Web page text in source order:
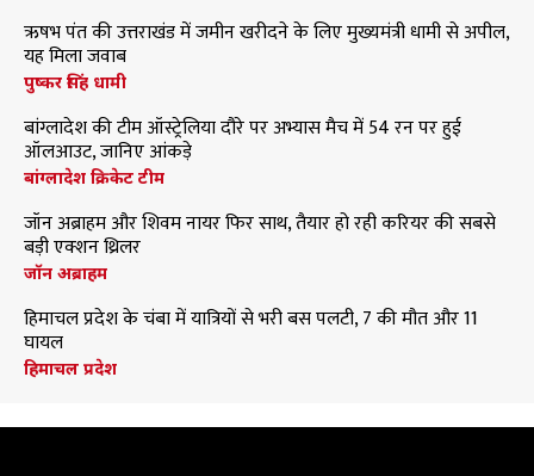
ऋषभ पंत की उत्तराखंड में जमीन खरीदने के लिए मुख्यमंत्री धामी से अपील,
यह मिला जवाब
पुष्कर सिंह धामी
बांग्लादेश की टीम ऑस्ट्रेलिया दौरे पर अभ्यास मैच में 54 रन पर हुई
ऑलआउट, जानिए आंकड़े
बांग्लादेश क्रिकेट टीम
जॉन अब्राहम और शिवम नायर फिर साथ, तैयार हो रही करियर की सबसे
बड़ी एक्शन थ्रिलर
जॉन अब्राहम
हिमाचल प्रदेश के चंबा में यात्रियों से भरी बस पलटी, 7 की मौत और 11
घायल
हिमाचल प्रदेश